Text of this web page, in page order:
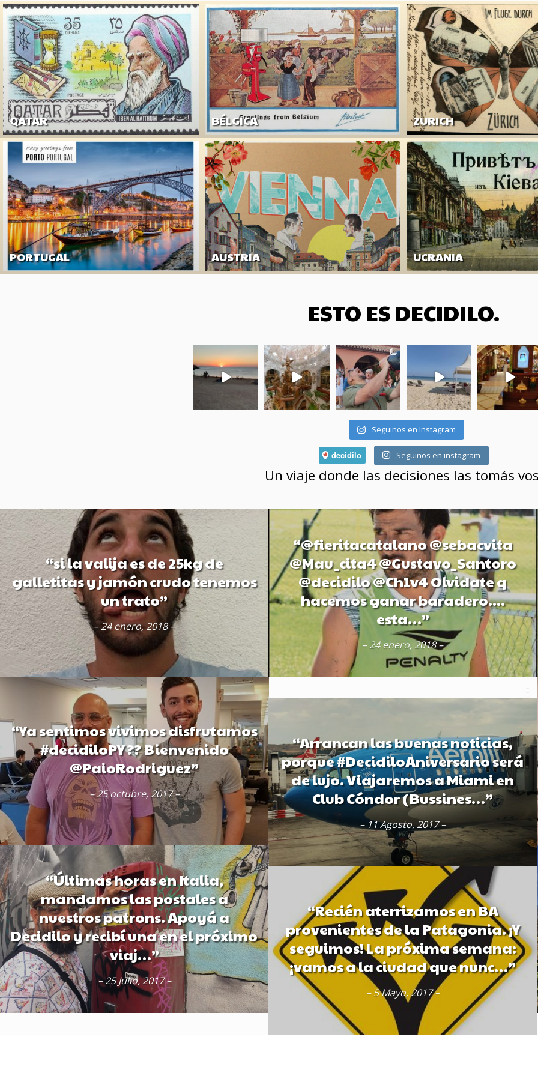
QATAR
PORTUGAL
BÉLGICA
AUSTRIA
ZURICH
UCRANIA
ESTO ES DECIDILO.
Seguinos en Instagram
Seguinos en instagram
Un viaje donde las decisiones las tomás
“si la valija es de 25kg de
galletitas y jamón crudo tenemos
un trato”
– 24 enero, 2018 –
“@fieritacatalano @sebacvita
@Mau_cita4 @Gustavo_Santoro
@decidilo @Ch1v4 Olvidate q
hacemos ganar baradero....
esta…”
– 24 enero, 2018 –
“Ya sentimos vivimos disfrutamos
#decidiloPY ?? Bienvenido
@PaioRodriguez”
– 25 octubre, 2017 –
“Arrancan las buenas noticias,
porque #DecidiloAniversario será
de lujo. Viajaremos a Miami en
Club Cóndor (Bussines…”
– 11 Agosto, 2017 –
“Últimas horas en Italia,
mandamos las postales a
nuestros patrons. Apoyá a
Decidilo y recibí una en el próximo
viaj…”
– 25 Julio, 2017 –
“Recién aterrizamos en BA
provenientes de la Patagonia. ¡Y
seguimos! La próxima semana:
¡vamos a la ciudad que nunc…”
– 5 Mayo, 2017 –